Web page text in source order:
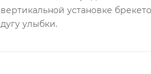
вертикальной установке
дугу улыбки.